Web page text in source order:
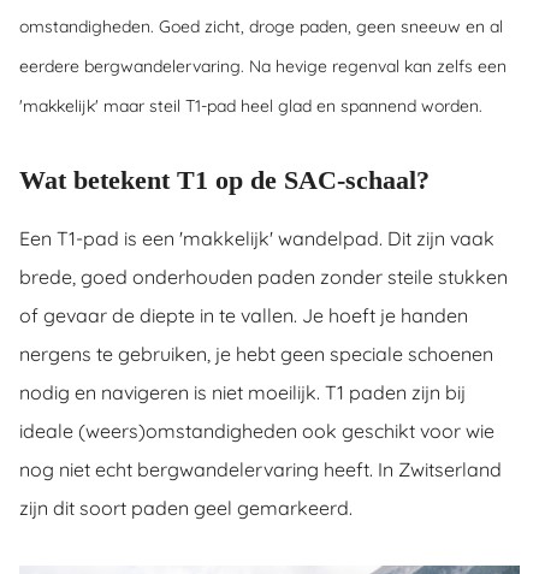
omstandigheden. Goed zicht, droge paden, geen sneeuw en al
eerdere bergwandelervaring. Na hevige regenval kan zelfs een
'makkelijk' maar steil T1-pad heel glad en spannend worden.
Wat betekent T1 op de SAC-schaal?
Een T1-pad is een 'makkelijk' wandelpad. Dit zijn vaak
brede, goed onderhouden paden zonder steile stukken
of gevaar de diepte in te vallen. Je hoeft je handen
nergens te gebruiken, je hebt geen speciale schoenen
nodig en navigeren is niet moeilijk. T1 paden zijn bij
ideale (weers)omstandigheden ook geschikt voor wie
nog niet echt bergwandelervaring heeft. In Zwitserland
zijn dit soort paden geel gemarkeerd.